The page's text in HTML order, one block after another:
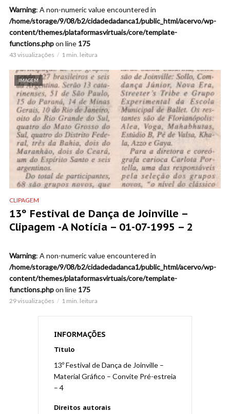
Warning: A non-numeric value encountered in
/home/storage/9/08/b2/cidadedadanca1/public_html/acervo/wp-
content/themes/plataformasvirtuais/core/template-
functions.phpon line 175
43 visualizações 1 min. leitura
IMAGEM
CLIPAGEM
13º Festival de Dança de Joinville –
Clipagem -A Notícia – 01-07-1995 – 2
Warning: A non-numeric value encountered in
/home/storage/9/08/b2/cidadedadanca1/public_html/acervo/wp-
content/themes/plataformasvirtuais/core/template-
functions.phpon line 175
29 visualizações 1 min. leitura
INFORMAÇÕES
Título
13º Festival de Dança de Joinville –
Material Gráfico – Convite Pré-estreia
– 4
Direitos autorais